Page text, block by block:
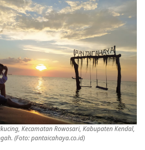
Kecamatan Rowosari, Kabupaten Kendal,
(Foto: pantaicahaya.co.id)